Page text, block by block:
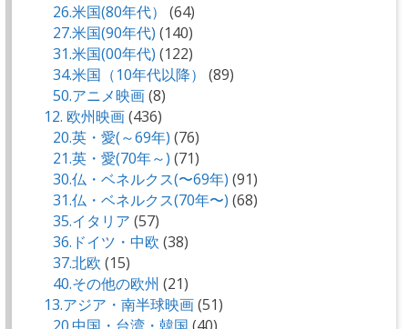
26.米国(80年代）
(64)
27.米国(90年代) (140)
31.米国(00年代) (122)
34.米国（10年代以降）
(89)
50.アニメ映画(8)
12. 欧州映画(436)
20.英・愛(～69年) (76)
21.英・愛(70年～) (71)
30.仏・ベネルクス(〜69年) (91)
31.仏・ベネルクス(70年〜) (68)
35.イタリア (57)
36.ドイツ・中欧 (38)
37.北欧 (15)
40.その他の欧州 (21)
13.アジア・南半球映画(51)